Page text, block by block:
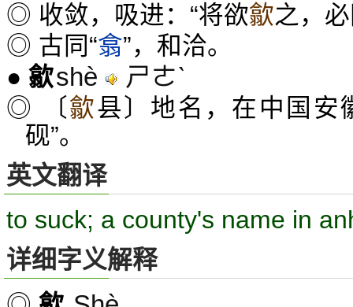
◎ 收敛，吸进：“将欲歙之，
◎ 古同“翕”，和洽。
● 歙shè ㄕㄜˋ
◎ 〔歙县〕地名，在中国安
砚”。
英文翻译
to suck; a county's name in
详细字义解释